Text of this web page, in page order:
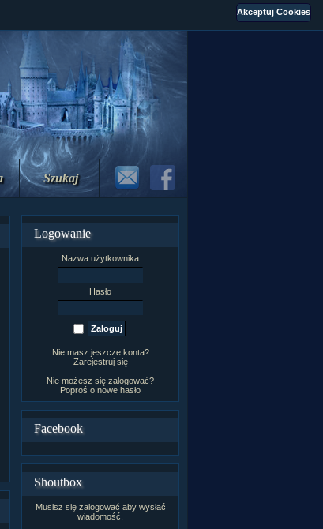
Szukaj
Logowanie
Nazwa użytkownika
Hasło
Nie masz jeszcze konta?
Zarejestruj się
Nie możesz się zalogować?
Poproś o nowe hasło
Facebook
Shoutbox
Musisz się zalogować aby wysłać
wiadomość.